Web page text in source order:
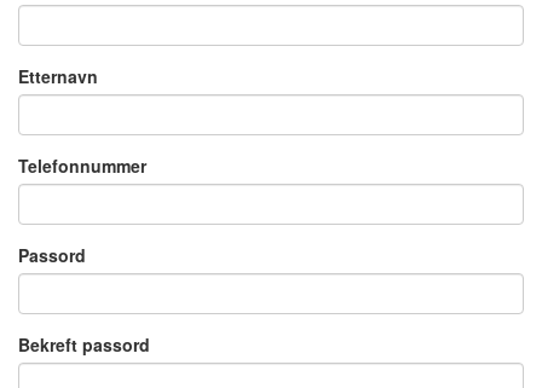
Etternavn
Telefonnummer
Passord
Bekreft passord